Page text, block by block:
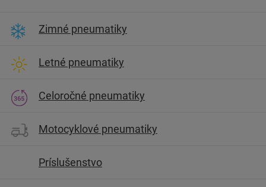
Zimné pneumatiky
Letné pneumatiky
Celoročné pneumatiky
Motocyklové pneumatiky
Príslušenstvo